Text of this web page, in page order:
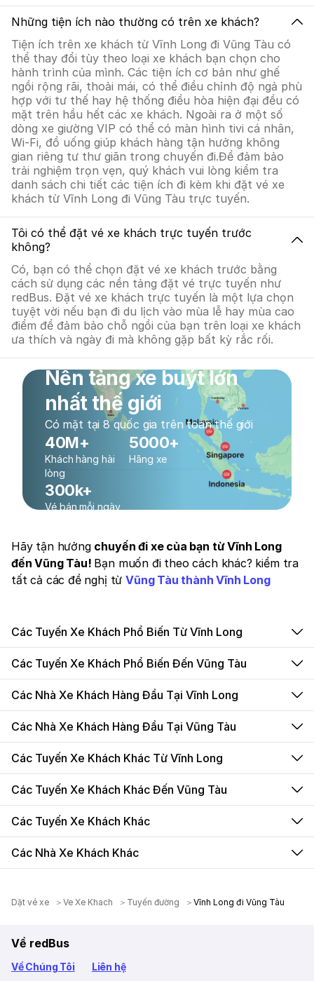
Những tiện ích nào thường có trên xe khách?
Tiện ích trên xe khách từ Vĩnh Long đi Vũng Tàu có
thể thay đổi tùy theo loại xe khách bạn chọn cho
hành trình của mình. Các tiện ích cơ bản như ghế
ngồi rộng rãi, thoải mái, có thể điều chỉnh độ ngả phù
hợp với tư thế hay hệ thống điều hòa hiện đại đều có
mặt trên hầu hết các xe khách. Ngoài ra ở một số
dòng xe giường VIP có thể có màn hình tivi cá nhân,
Wi-Fi, đồ uống giúp khách hàng tận hưởng không
gian riêng tư thư giãn trong chuyến đi.Để đảm bảo
trải nghiệm trọn vẹn, quý khách vui lòng kiểm tra
danh sách chi tiết các tiện ích đi kèm khi đặt vé xe
khách từ Vĩnh Long đi Vũng Tàu trực tuyến.
Tôi có thể đặt vé xe khách trực tuyến trước
không?
Có, bạn có thể chọn đặt vé xe khách trước bằng
cách sử dụng các nền tảng đặt vé trực tuyến như
redBus. Đặt vé xe khách trực tuyến là một lựa chọn
tuyệt vời nếu bạn đi du lịch vào mùa lễ hay mùa cao
điểm để đảm bảo chỗ ngồi của bạn trên loại xe khách
ưa thích và ngày đi mà không gặp bất kỳ rắc rối.
Nền tảng xe buýt lớn
nhất thế giới
Có mặt tại 8 quốc gia trên toàn thế giới
40M+
Khách hàng hài
lòng
5000+
Hãng xe
300k+
Vé bán mỗi ngày
Hãy tận hưởng chuyến đi xe của bạn từ Vĩnh Long
đến Vũng Tàu! Bạn muốn đi theo cách khác? kiểm tra
tất cả các đề nghị từVũng Tàu thành Vĩnh Long
Các Tuyến Xe Khách Phổ Biến Từ Vĩnh Long
Các Tuyến Xe Khách Phổ Biến Đến Vũng Tàu
Các Nhà Xe Khách Hàng Đầu Tại Vĩnh Long
Các Nhà Xe Khách Hàng Đầu Tại Vũng Tàu
Các Tuyến Xe Khách Khác Từ Vĩnh Long
Các Tuyến Xe Khách Khác Đến Vũng Tàu
Các Tuyến Xe Khách Khác
Các Nhà Xe Khách Khác
Dặt vé xe Ve Xe Khach Tuyến đường Vĩnh Long đi Vũng Tàu
Về redBus
Về Chúng Tôi Liên hệ